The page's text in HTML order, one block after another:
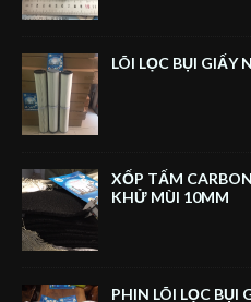
LÕI LỌC BỤI GIẤY
XỐP TẤM
KHỬ MÙI 10MM
PHIN LÕI LỌC BỤI